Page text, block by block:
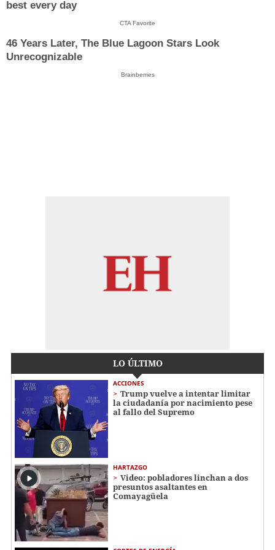
best every day
CTA Favorite
46 Years Later, The Blue Lagoon Stars Look
Unrecognizable
Brainberries
LO ÚLTIMO
ACCIONES
Trump vuelve a intentar limitar
la ciudadanía por nacimiento pese
al fallo del Supremo
HARTAZGO
Video: pobladores linchan a dos
presuntos asaltantes en
Comayagüela